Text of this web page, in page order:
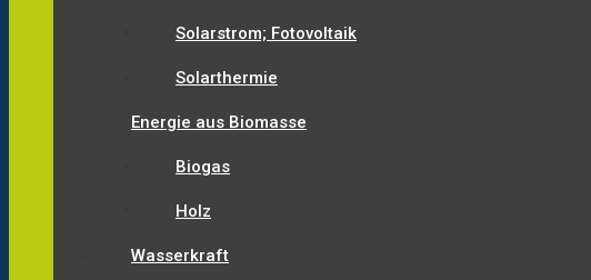
Solarstrom; Fotovoltaik
Solarthermie
Energie aus Biomasse
Biogas
Holz
Wasserkraft